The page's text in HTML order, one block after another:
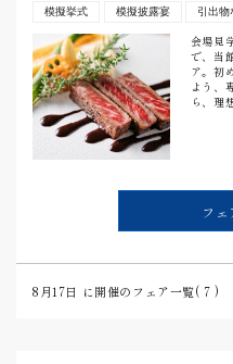
模擬挙式
模擬披露宴 引出物
会場見
で、当
ア。初
よう、
ら、理
フェ
8月17日 に開催のフェア一覧(7 )